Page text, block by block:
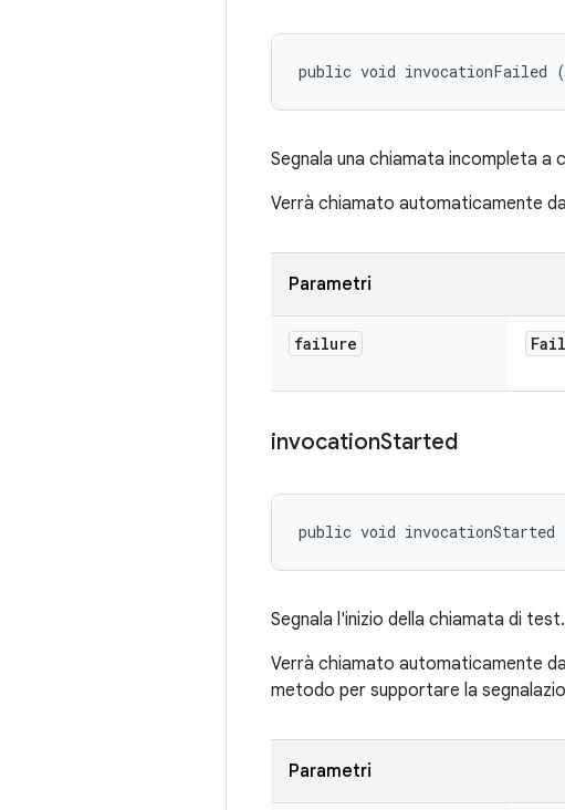
public void invocationFailed (
Segnala una chiamata incompleta a
Verrà chiamato automaticamente
Parametri
failure
invocationStarted
public void invocationStarted
Segnala l'inizio della chiamata di test.
Verrà chiamato automaticamente
metodo per supportare la
Parametri